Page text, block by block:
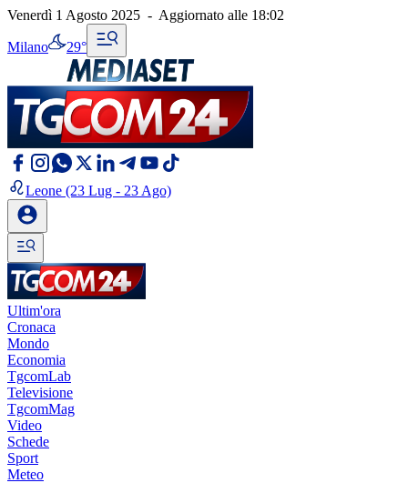
Venerdì 1 Agosto 2025 - Aggiornato alle 18:02
Milano 29°
Leone (23 Lug - 23 Ago)
Ultim'ora
Cronaca
Mondo
Economia
TgcomLab
Televisione
TgcomMag
Video
Schede
Sport
Meteo